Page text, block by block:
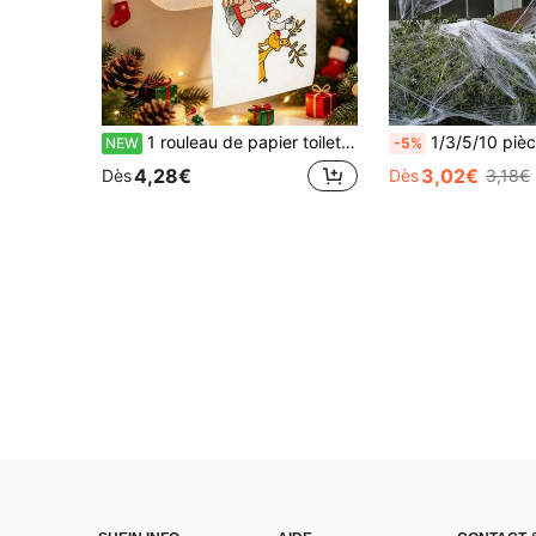
NEW 1 rouleau de papier toilette de Noël avec motif de renne, papier toilette de salle de bain décoratif mignon de Noël, décoration de salle de bain de Noël amusante, serviettes pour invités, Joyeux Noël, fournitures pour fête de Noël, décoration de maison d'hiver, décoration de Noël, ambiance de Noël, cadeau de Noël, faveur de fête, décoration de table, ornement de Noël,
Dès4,28€
-5% 1/3/5/10 pièces Décorations d'Halloween Toile d'araignée artificielle ultra extensible avec
Dès3,02€ 3,18€